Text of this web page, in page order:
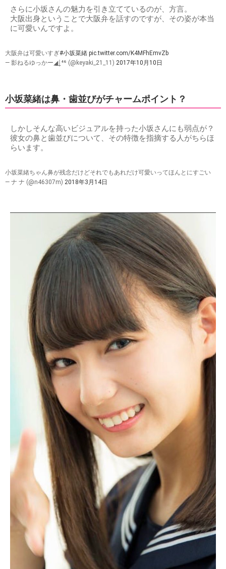
さらに小坂さんの魅力を引き立てているのが、方言。
大阪出身ということで大阪弁を話すのですが、その姿が本当
に可愛いんですよ。
大阪弁は可愛いすぎ#小坂菜緒 pic.twitter.com/K4MFhEmvZb
— 影ねるゆっかー◢͟￨⁴⁶ (@keyaki_21_11) 2017年10月10日
小坂菜緒は鼻・歯並びがチャームポイント？
しかしそんな高いビジュアルを持った小坂さんにも弱点が？
彼女の鼻と歯並びについて、その特徴を指摘する人がちらほ
らいます。
小坂菜緒ちゃん鼻が残念だけどそれでもあれだけ可愛いってほんとにすごい
— ナ ナ (@n46307m) 2018年3月14日